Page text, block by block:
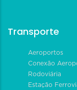
Transporte
Aeroportos
Conexão
Rodoviária
Estação